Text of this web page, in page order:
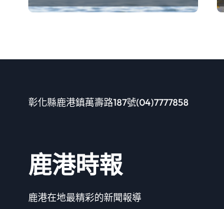
彰化縣鹿港鎮萬壽路187號(04)7777858
鹿港時報
鹿港在地最精彩的新聞報導